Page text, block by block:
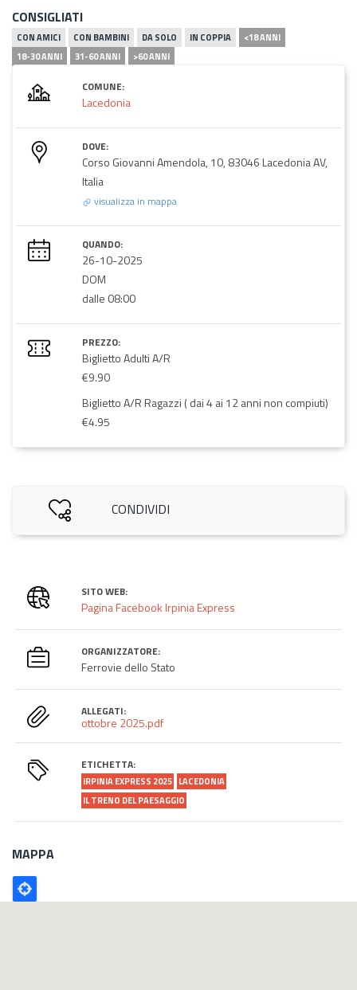
CONSIGLIATI
CON AMICI CON BAMBINI DA SOLO IN COPPIA
<18 ANNI
18-30 ANNI
31-60 ANNI >60 ANNI
COMUNE:
Lacedonia
DOVE:
Corso Giovanni Amendola, 10, 83046 Lacedonia AV,
Italia
visualizza in mappa
QUANDO:
26-10-2025
DOM
dalle 08:00
PREZZO:
Biglietto Adulti A/R
€9.90
Biglietto A/R Ragazzi ( dai 4 ai 12 anni non compiuti)
€4.95
CONDIVIDI
SITO WEB:
Pagina Facebook Irpinia Express
ORGANIZZATORE:
Ferrovie dello Stato
ALLEGATI:
ottobre 2025.pdf
ETICHETTA:
IRPINIA EXPRESS 2025 LACEDONIA
IL TRENO DEL PAESAGGIO
MAPPA
Poligono
GEO